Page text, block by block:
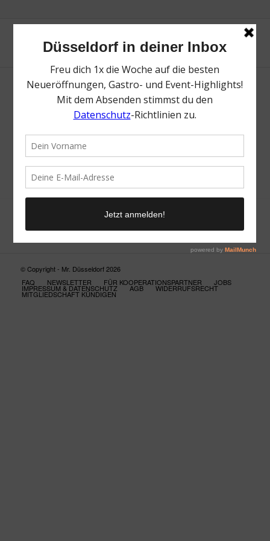
Neue Suche
Suchergebnis nicht zufriedenstellend? Versuche es mal mit
einem Wortteil oder einer anderen Schreibweise.
© Copyright - Mr. Düsseldorf 2026
FAQ
NEWSLETTER FÜR KOOPERATIONSPARTNER JOBS
IMPRESSUM & DATENSCHUTZ AGB WIDERRUFSRECHT
MITGLIEDSCHAFT KÜNDIGEN